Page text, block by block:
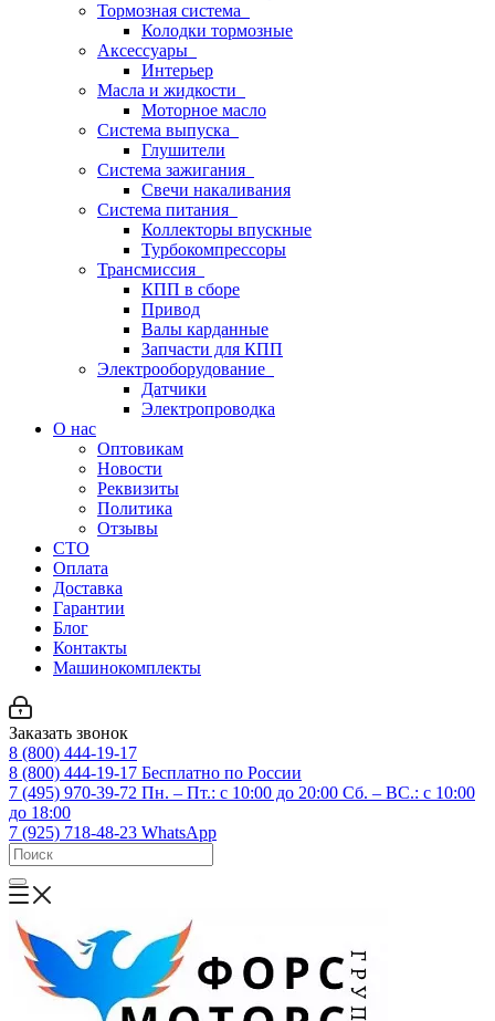
Тормозная система
Колодки тормозные
Аксессуары
Интерьер
Масла и жидкости
Моторное масло
Система выпуска
Глушители
Система зажигания
Свечи накаливания
Система питания
Коллекторы впускные
Турбокомпрессоры
Трансмиссия
КПП в сборе
Привод
Валы карданные
Запчасти для КПП
Электрооборудование
Датчики
Электропроводка
О нас
Оптовикам
Новости
Реквизиты
Политика
Отзывы
СТО
Оплата
Доставка
Гарантии
Блог
Контакты
Машинокомплекты
Заказать звонок
8 (800) 444-19-17
8 (800) 444-19-17 Бесплатно по России
7 (495) 970-39-72 Пн. – Пт.: с 10:00 до 20:00 Сб. – ВС.: c 10:00
до 18:00
7 (925) 718-48-23 WhatsApp